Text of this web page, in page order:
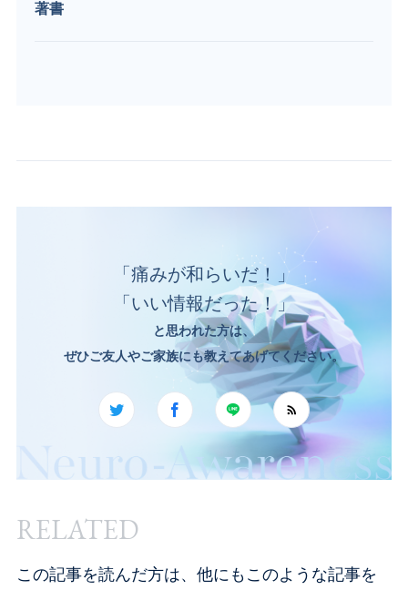
著書
「痛みが和らいだ！」
「いい情報だった！」
と思われた方は、
ぜひご友人やご家族にも教えてあげてください。
RELATED
この記事を読んだ方は、他にもこのような記事を